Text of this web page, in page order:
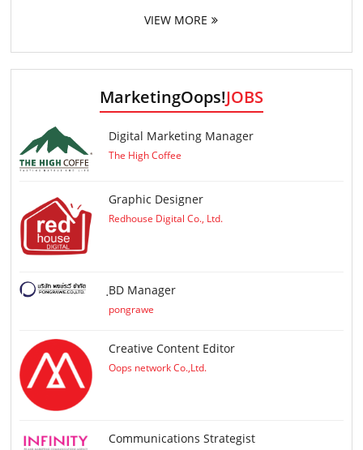
VIEW MORE
MarketingOops!JOBS
Digital Marketing Manager
The High Coffee
Graphic Designer
Redhouse Digital Co., Ltd.
ฺBD Manager
pongrawe
Creative Content Editor
Oops network Co.,Ltd.
Communications Strategist